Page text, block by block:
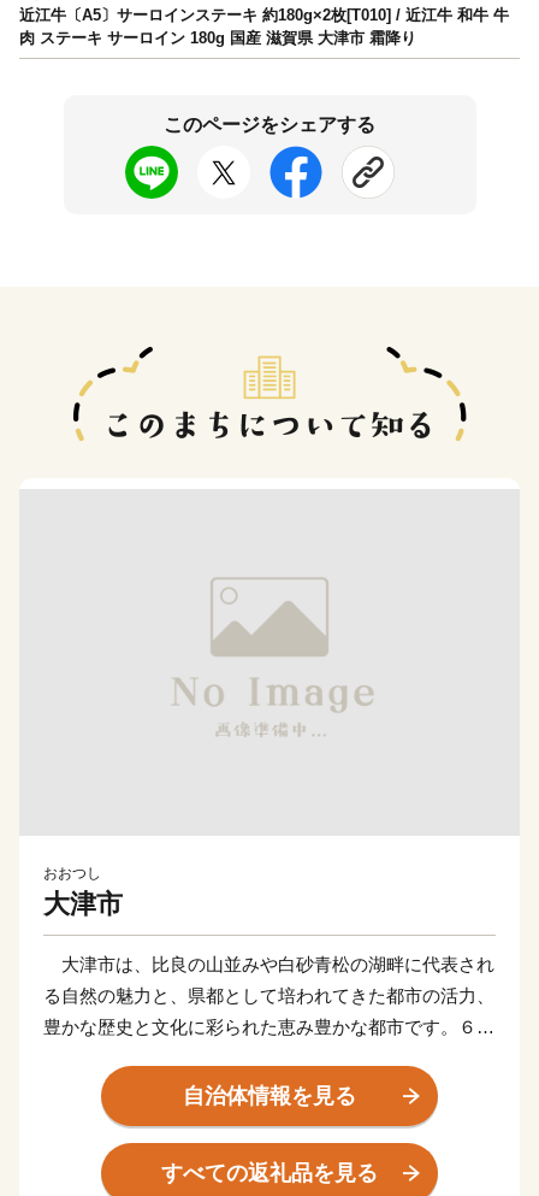
近江牛〔A5〕サーロインステーキ 約180g×2枚[T010] / 近江牛 和牛 牛
肉 ステーキ サーロイン 180g 国産 滋賀県 大津市 霜降り
このページをシェアする
おおつし
大津市
大津市は、比良の山並みや白砂青松の湖畔に代表され
る自然の魅力と、県都として培われてきた都市の活力、
豊かな歴史と文化に彩られた恵み豊かな都市です。６６
を支配する要所として、また東海道の五十三番目の宿場
町として栄えてきました。さらには、世界文化遺産の
「比叡山延暦寺」や紫式部ゆかりの「石山寺」など、各
時代を代表する多くの歴史文化遺産が今に引き継がれて
自治体情報を見る
すべての返礼品を見る